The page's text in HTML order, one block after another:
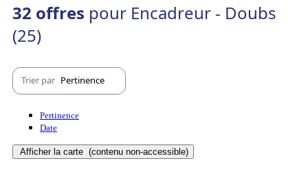
32 offres pour Encadreur - Doubs
(25)
Trier par Pertinence
Pertinence
Date
Afficher la carte (contenu non-accessible)